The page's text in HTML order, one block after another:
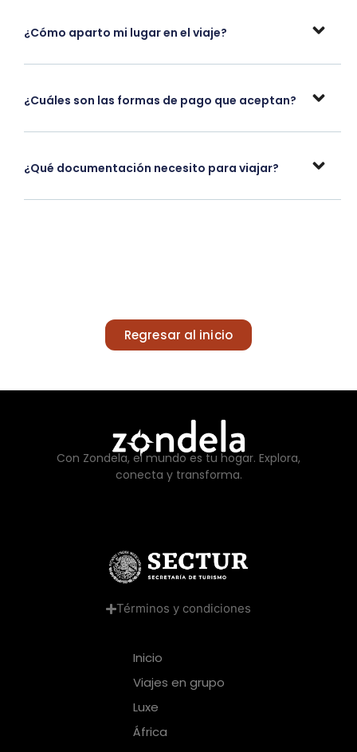
¿Cómo aparto mi lugar en el viaje?
¿Cuáles son las formas de pago que aceptan?
¿Qué documentación necesito para viajar?
Regresar al inicio
Con Zondela, el mundo es tu hogar. Explora,
conecta y transforma.
Términos y condiciones
Inicio
Viajes en grupo
Luxe
África